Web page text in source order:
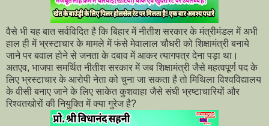
वैसे भी यह बात सर्वविदित है कि बिहार में नीतीश सरकार के मंत्रीमंडल में अभी
हाल ही में भ्रस्टाचार के मामले में फंसे मेवालाल चौधरी को शिक्षामंत्री बनाये
जाने पर बवाल होने से जनता के दबाव में आकर त्यागपत्र देना पड़ा था।
अतएव, भाजपा समर्थित नीतीश सरकार में जब शिक्षामंत्री जैसे महत्वपूर्ण पद के
लिए भ्रस्टाचार के आरोपी नेता को चुना जा सकता है तो मिथिला विश्वविद्यालय
के वीसी बनाए जाने के लिए साकेत कुशवाहा जैसे संघी भ्रष्टाचारियों और
रिश्वतखोरों की नियुक्ति में क्या गुरेज है?